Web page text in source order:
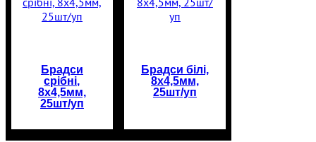
Брадси
срібні,
8х4,5мм,
25шт/уп
Брадси білі,
8х4,5мм,
25шт/уп